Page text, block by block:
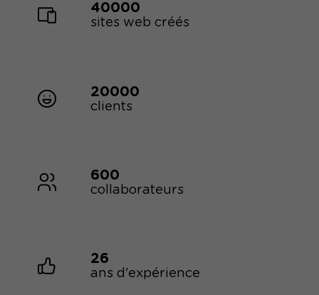
40000
sites web créés
20000
clients
600
collaborateurs
26
ans d'expérience